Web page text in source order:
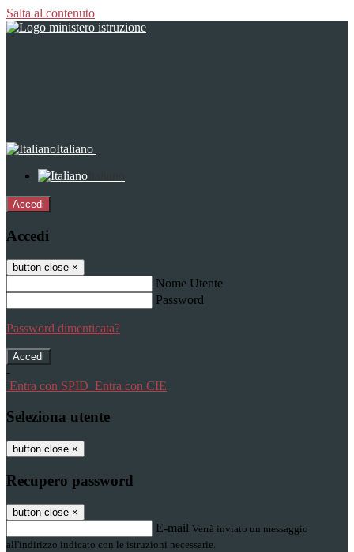
Salta al contenuto
Italiano
Accedi
Accedi
button close ×
Nome Utente
Password
Password dimenticata?
-
Entra con SPID Entra con CIE
Seleziona utente
button close ×
Recupero password
button close ×
E-mail Verrà inviato un messaggio
all'indirizzo indicato con le istruzioni necessarie.